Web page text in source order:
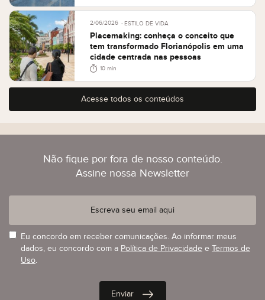
2/06/2026 ESTILO DE VIDA
Placemaking: conheça o conceito que
tem transformado Florianópolis em uma
cidade centrada nas pessoas
10 min
Acesse todos os conteúdos
Não fique por fora de nosso conteúdo.
Assine nossa Newsletter
Eu concordo em receber comunicações. Ao informar meus
dados, eu concordo com a Política de Privacidade e Termos de
Uso.